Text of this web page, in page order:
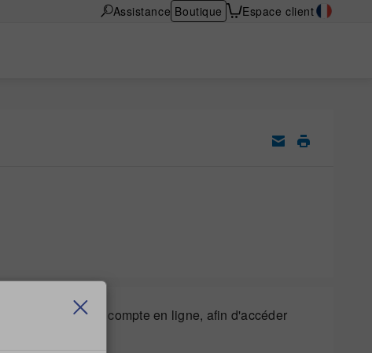
Assistance Boutique Espace client
à votre compte en ligne, afin d'accéder